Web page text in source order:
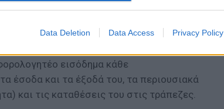
Data Deletion Data Access Privacy Policy
κ.λπ.
και την εφαρμογή των
θα έχει τη δυνατότητα να
εισόδημα κάθε
έσοδα και τα έξοδά του, τα περιουσιακά
και τις καταθέσεις του στις τράπεζες.